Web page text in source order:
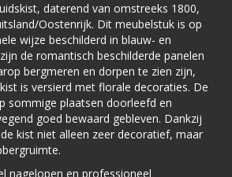
daterend van omstreeks 1800,
Oostenrijk. Dit meubelstuk is op
wijze beschilderd in blauw- en
de romantisch beschilderde panelen
bergmeren en dorpen te zien zijn,
is versierd met florale decoraties. De
sommige plaatsen doorleefd en
goed bewaard gebleven. Dankzij
kist niet alleen zeer decoratief, maar
nagelopen en professioneel